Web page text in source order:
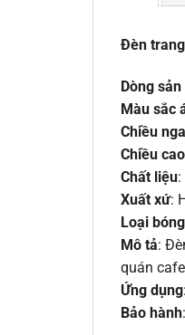
Đèn
Dòng
Màu sắc
Chiều
Chiều
Chất liệu
Xuất xứ:
Loại bóng
Mô tả:
quán
Ứng dụng
Bảo hành